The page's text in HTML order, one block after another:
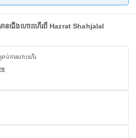
នជើងហោះហើរពី Hazrat Shahjalal
ប់ការហោះហើរ